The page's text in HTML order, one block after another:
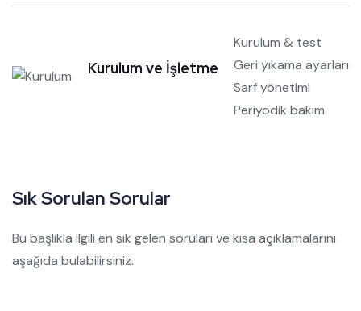
Kurulum ve İşletme
Kurulum & test
Geri yıkama ayarları
Sarf yönetimi
Periyodik bakım
Sık Sorulan Sorular
Bu başlıkla ilgili en sık gelen soruları ve kısa açıklamalarını
aşağıda bulabilirsiniz.